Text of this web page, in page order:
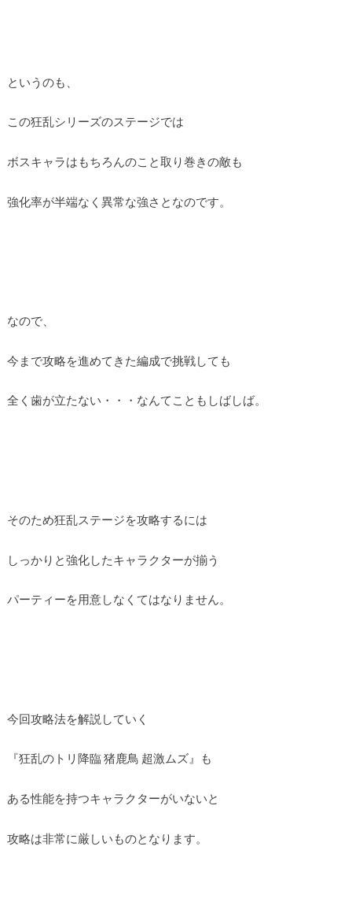
というのも、
この狂乱シリーズのステージでは
ボスキャラはもちろんのこと取り巻きの敵も
強化率が半端なく異常な強さとなのです。
なので、
今まで攻略を進めてきた編成で挑戦しても
全く歯が立たない・・・なんてこともしばしば。
そのため狂乱ステージを攻略するには
しっかりと強化したキャラクターが揃う
パーティーを用意しなくてはなりません。
今回攻略法を解説していく
『狂乱のトリ降臨 猪鹿鳥 超激ムズ』も
ある性能を持つキャラクターがいないと
攻略は非常に厳しいものとなります。